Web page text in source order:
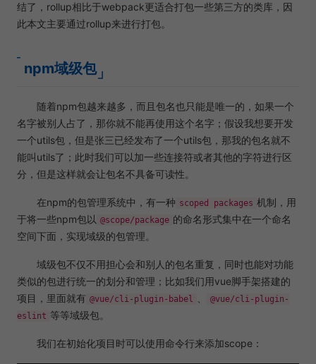
结了，rollup相比于webpack更适合打包一些第三方的类库，因
此本文主要通过rollup来进行打包。
npm域级包
随着npm包越来越多，而且包名也只能是唯一的，如果一个
名字被别人占了，那你就不能再使用这个名字；假设我想要开发
一个utils包，但是张三已经发布了一个utils包，那我的包名就不
能叫utils了；此时我们可以加一些连接符或者其他的字符进行区
分，但是这样就会让包名不具备可读性。
在npm的包管理系统中，有一种 scoped packages 机制，用
于将一些npm包以 @scope/package 的命名形式集中在一个命名
空间下面，实现域级的包管理。
域级包不仅不用担心会和别人的包名重复，同时也能对功能
类似的包进行统一的划分和管理；比如我们用vue脚手架搭建的
项目，里面就有 @vue/cli-plugin-babel
@vue/cli-plugin-
eslint 等等域级包。
我们在初始化项目时可以使用命令行来添加scope：